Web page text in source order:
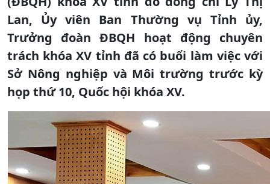
Lan, Ủy viên Ban Thường vụ Tỉnh ủy,
Trưởng đoàn ĐBQH hoạt động chuyên
trách khóa XV tỉnh đã có buổi làm việc với
Sở Nông nghiệp và Môi trường trước kỳ
họp thứ 10, Quốc hội khóa XV.